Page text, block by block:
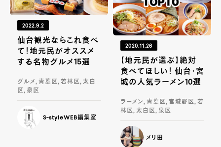
2022.9.2
仙台観光ならこれ食べ
て！地元民がオススメ
する名物グルメ15選
グルメ, 青葉区, 若林区, 太白
区, 泉区
S-styleWEB編集室
2020.11.26
【地元民が選ぶ】絶対
食べてほしい！ 仙台・宮
城の人気ラーメン10選
ラーメン, 青葉区, 宮城野区, 若
林区, 太白区, 泉区
メリ田